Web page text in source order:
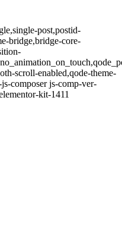
post,postid-
bridge,bridge-core-
scroll-enabled,qode-theme-
composer js-comp-ver-
kit-1411